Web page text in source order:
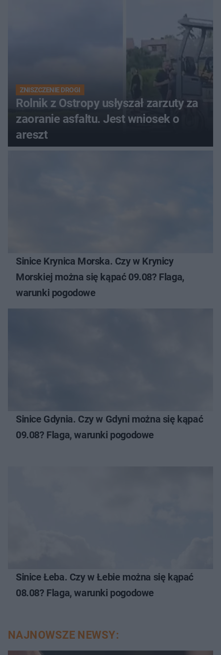
ZNISZCZENIE DROGI
Rolnik z Ostropy usłyszał zarzuty za
zaoranie asfaltu. Jest wniosek o
areszt
Sinice Krynica Morska. Czy w Krynicy
Morskiej można się kąpać 09.08? Flaga,
warunki pogodowe
Sinice Gdynia. Czy w Gdyni można się kąpać
09.08? Flaga, warunki pogodowe
Sinice Łeba. Czy w Łebie można się kąpać
08.08? Flaga, warunki pogodowe
NAJNOWSZE NEWSY: